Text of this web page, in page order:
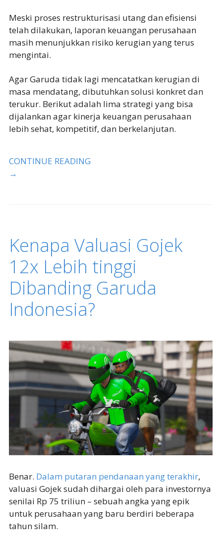
Meski proses restrukturisasi utang dan efisiensi
telah dilakukan, laporan keuangan perusahaan
masih menunjukkan risiko kerugian yang terus
mengintai.
Agar Garuda tidak lagi mencatatkan kerugian di
masa mendatang, dibutuhkan solusi konkret dan
terukur. Berikut adalah lima strategi yang bisa
dijalankan agar kinerja keuangan perusahaan
lebih sehat, kompetitif, dan berkelanjutan.
CONTINUE READING
→
Kenapa Valuasi Gojek
12x Lebih tinggi
Dibanding Garuda
Indonesia?
Benar. Dalam putaran pendanaan yang terakhir,
valuasi Gojek sudah dihargai oleh para investornya
senilai Rp 75 triliun – sebuah angka yang epik
untuk perusahaan yang baru berdiri beberapa
tahun silam.